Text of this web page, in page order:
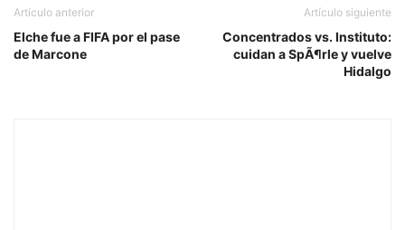
Artículo anterior
Elche fue a FIFA por el pase
de Marcone
Artículo siguiente
Concentrados vs. Instituto:
cuidan a SpÃ¶rle y vuelve
Hidalgo